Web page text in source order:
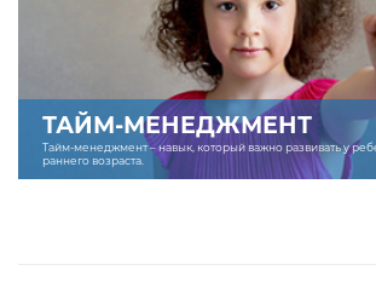
ТАЙМ-МЕНЕДЖМЕНТ
Тайм-менеджмент – навык, который важно развивать у
раннего возраста.